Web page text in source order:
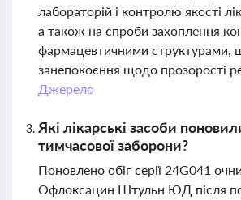
лабораторій і контролю якості
а також на спроби захоплення
фармацевтичними структурами,
занепокоєння щодо прозорості
Джерело
Які лікарські засоби
тимчасової заборони?
Поновлено обіг серії 24G041
Офлоксацин Штульн ЮД після